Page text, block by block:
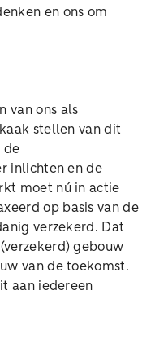
en ons om
van ons als
stellen van dit
de
inlichten en de
moet nú in actie
op basis van de
verzekerd. Dat
gebouw
van de toekomst.
aan iedereen